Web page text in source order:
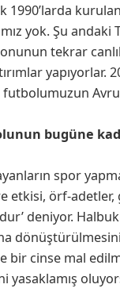
1990’larda
yok. Şu
tekrar
bugüne
spor
etkisi, örf-adetler,
deniyor.
bir cinse mal
yasaklamış